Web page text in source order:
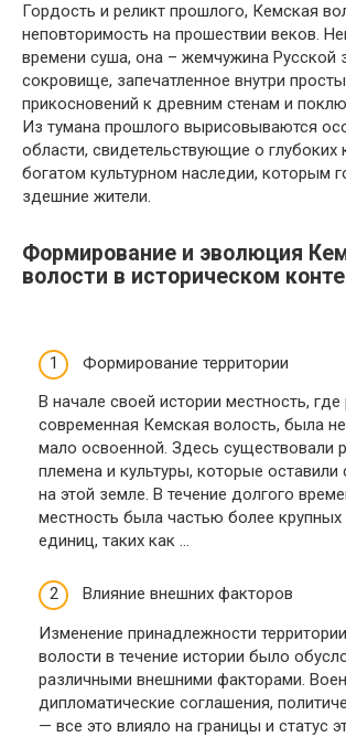
Гордость и реликт прошлого, Кемская
неповторимость на прошествии веков.
времени суша, она – жемчужина Русской
сокровище, запечатленное внутри
прикосновений к древним стенам и
Из тумана прошлого вырисовываются
области, свидетельствующие о глубоких
богатом культурном наследии, которым
здешние жители.
Формирование и эволюция
волости в историческом
Формирование территории
В начале своей истории местность, где
современная Кемская волость, была
мало освоенной. Здесь существовали
племена и культуры, которые оставили
на этой земле. В течение долгого
местность была частью более крупных
единиц, таких как …
Влияние внешних факторов
Изменение принадлежности
волости в течение истории было
различными внешними факторами.
дипломатические соглашения,
— все это влияло на границы и статус